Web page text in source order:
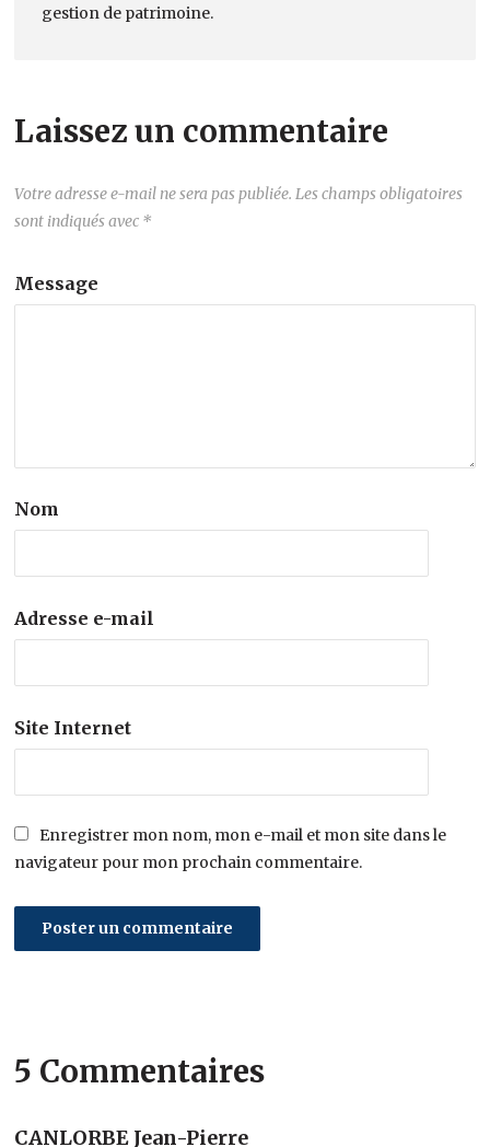
gestion de patrimoine.
Laissez un commentaire
Votre adresse e-mail ne sera pas publiée. Les champs obligatoires
sont indiqués avec *
Message
Nom
Adresse e-mail
Site Internet
Enregistrer mon nom, mon e-mail et mon site dans le
navigateur pour mon prochain commentaire.
5 Commentaires
CANLORBE Jean-Pierre